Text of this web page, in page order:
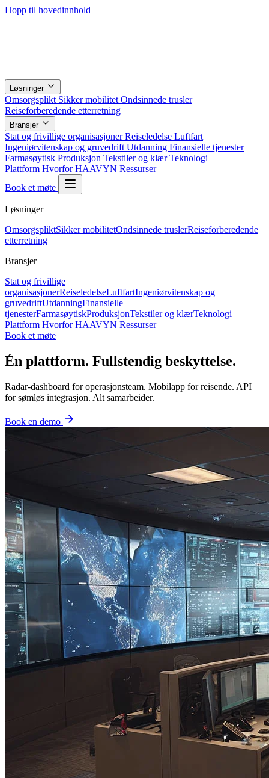
Hopp til hovedinnhold
Løsninger
Omsorgsplikt Sikker mobilitet Ondsinnede trusler
Reiseforberedende etterretning
Bransjer
Stat og frivillige organisasjonerReiseledelse Luftfart
Ingeniørvitenskap og gruvedrift Utdanning Finansielle tjenester
Farmasøytisk Produksjon Tekstiler og klærTeknologi
Plattform Hvorfor HAAVYN Ressurser
Book et møte
Løsninger
OmsorgspliktSikker mobilitetOndsinnede truslerReiseforberedende
etterretning
Bransjer
Stat og frivillige
organisasjonerReiseledelseLuftfartIngeniørvitenskap og
gruvedriftUtdanningFinansielle
tjenesterFarmasøytiskProduksjonTekstiler og klærTeknologi
Plattform Hvorfor HAAVYN Ressurser
Book et møte
Én plattform. Fullstendig beskyttelse.
Radar-dashboard for operasjonsteam. Mobilapp for reisende. API
for sømløs integrasjon. Alt samarbeider.
Book en demo